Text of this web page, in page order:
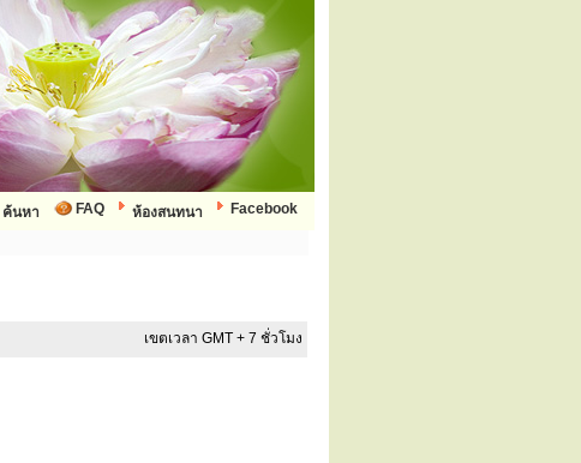
Facebook
ห้องสนทนา
FAQ
ค้นหา
เขตเวลา GMT + 7 ชั่วโมง